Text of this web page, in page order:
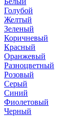
Голубой
Желтый
Зеленый
Коричневый
Красный
Оранжевый
Разноцветный
Розовый
Серый
Синий
Фиолетовый
Черный